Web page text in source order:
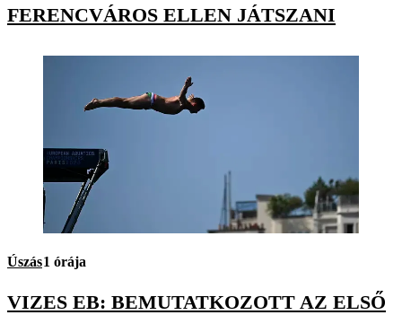
FERENCVÁROS ELLEN JÁTSZANI
Úszás1 órája
VIZES EB: BEMUTATKOZOTT AZ ELSŐ